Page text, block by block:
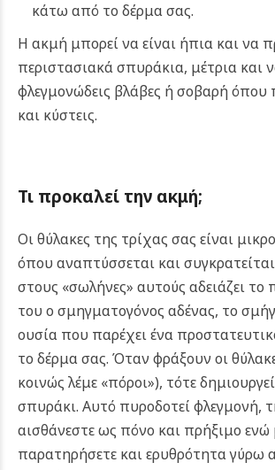
κάτω από το δέρμα σας.
Η ακμή μπορεί να είναι ήπια και να
περιστασιακά σπυράκια, μέτρια και
φλεγμονώδεις βλάβες ή σοβαρή όπου
και κύστεις.
Τι προκαλεί την ακμή;
Οι θύλακες της τρίχας σας είναι
όπου αναπτύσσεται και
στους «σωλήνες» αυτούς αδειάζει το
του ο σμηγματογόνος αδένας, το
ουσία που παρέχει ένα
το δέρμα σας. Όταν φράξουν οι
κοινώς λέμε «πόροι»), τότε
σπυράκι. Αυτό πυροδοτεί φλεγμονή,
αισθάνεστε ως πόνο και πρήξιμο ενώ
παρατηρήσετε και ερυθρότητα γύρω